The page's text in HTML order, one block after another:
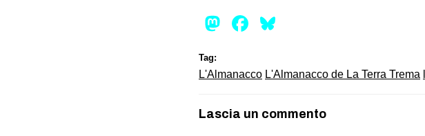
Mastodon
Facebook
Tag:
L'Almanacco L'Almanacco de La Terra Trema
Lascia un commento